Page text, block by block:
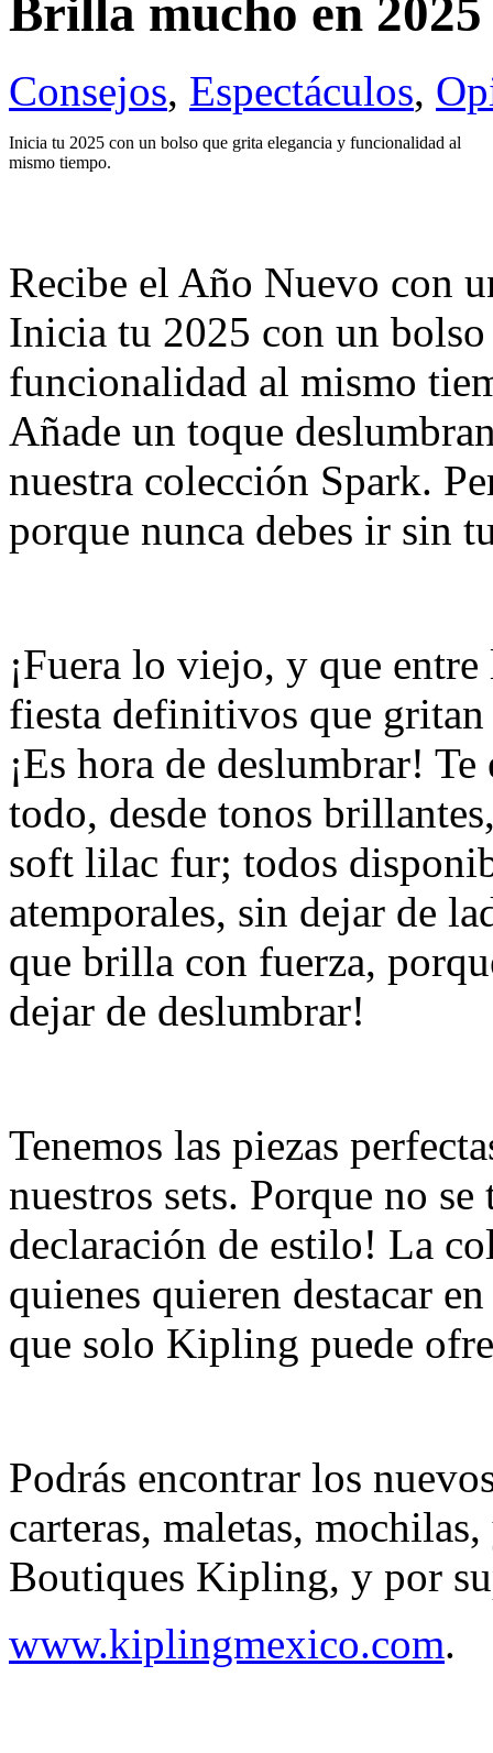
Brilla mucho en
Consejos, Espectáculos,
Inicia tu 2025 con un bolso que grita elegancia y funcionalidad al
mismo tiempo.
Recibe el Año Nuevo con
Inicia tu 2025 con un
funcionalidad al mismo
Añade un toque
nuestra colección Spark.
porque nunca debes ir sin
¡Fuera lo viejo, y que
fiesta definitivos que
¡Es hora de deslumbrar!
todo, desde tonos
soft lilac fur; todos
atemporales, sin dejar de
que brilla con fuerza,
dejar de deslumbrar!
Tenemos las piezas
nuestros sets. Porque no
declaración de estilo! La
quienes quieren destacar
que solo Kipling puede
Podrás encontrar los
carteras, maletas,
Boutiques Kipling, y por
www.kiplingmexico.com.